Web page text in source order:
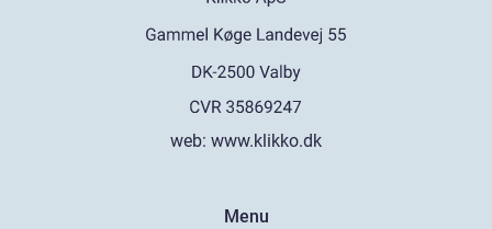
web: www.klikko.dk
Menu